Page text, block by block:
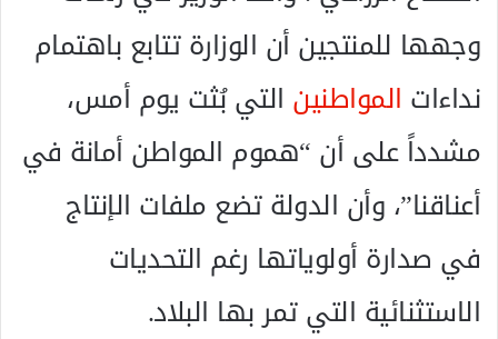
وجهها للمنتجين أن الوزارة تتابع باهتمام
نداءات المواطنين التي بُثت يوم أمس،
مشدداً على أن “هموم المواطن أمانة في
أعناقنا”، وأن الدولة تضع ملفات الإنتاج
في صدارة أولوياتها رغم التحديات
الاستثنائية التي تمر بها البلاد.